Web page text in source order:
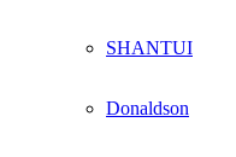
SHANTUI
Donaldson